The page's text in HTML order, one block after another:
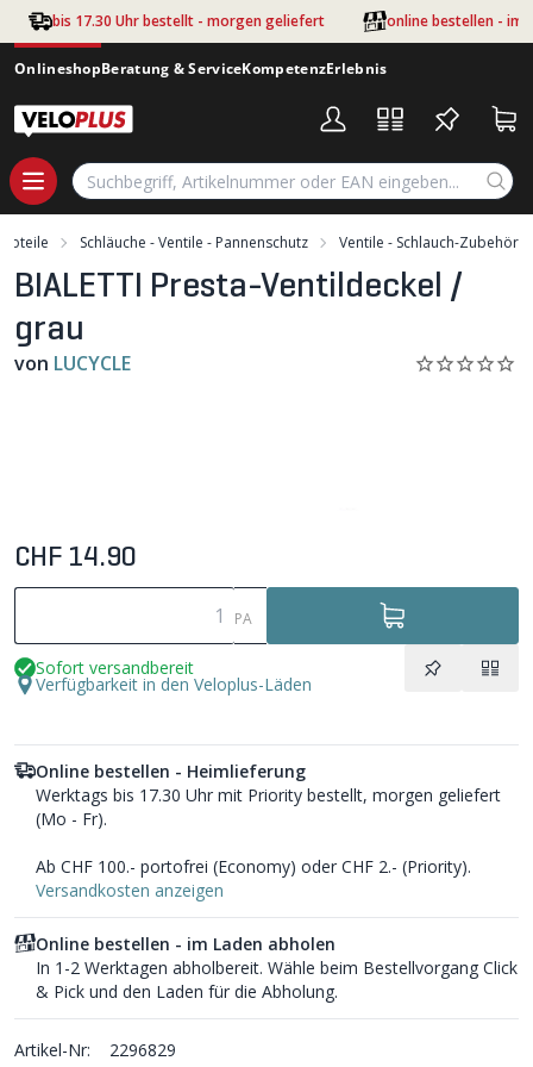
Zum Hauptinhalt springen
bis 17.30 Uhr bestellt - morgen geliefert online bestellen - im
OnlineshopBeratung & ServiceKompetenzErlebnis
Schläuche - Ventile - Pannenschutz Ventile - Schlauch-Zubehör
BIALETTI Presta-Ventildeckel /
grau
von LUCYCLE
CHF 14.90
PA
Sofort versandbereit
Verfügbarkeit in den Veloplus-Läden
Online bestellen - Heimlieferung
Werktags bis 17.30 Uhr mit Priority bestellt, morgen geliefert
(Mo - Fr).
Ab CHF 100.- portofrei (Economy) oder CHF 2.- (Priority).
Versandkosten anzeigen
Online bestellen - im Laden abholen
In 1-2 Werktagen abholbereit. Wähle beim Bestellvorgang Click
& Pick und den Laden für die Abholung.
Artikel-Nr: 2296829